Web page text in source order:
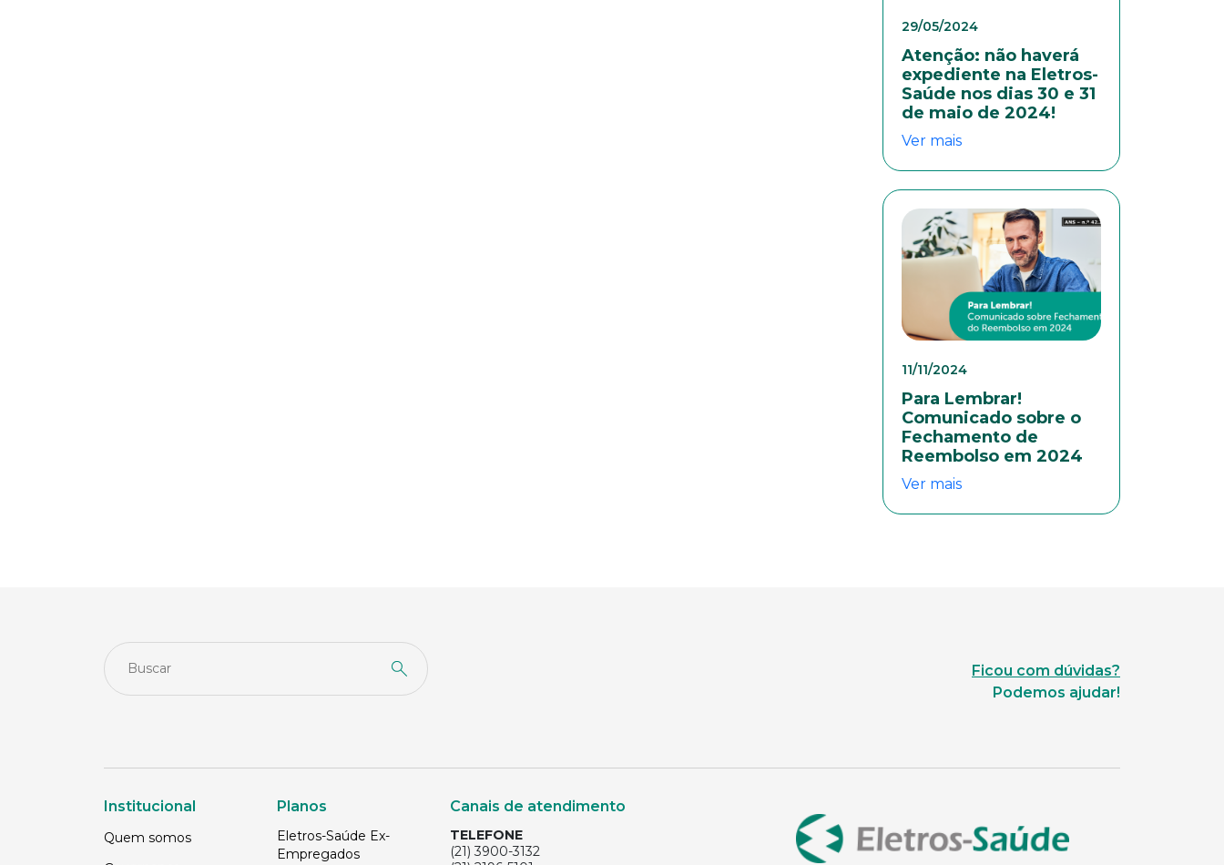
29/05/2024
Atenção: não haverá
expediente na Eletros-
Saúde nos dias 30 e 31
de maio de 2024!
Ver mais
11/11/2024
Para Lembrar!
Comunicado sobre o
Fechamento de
Reembolso em 2024
Ver mais
Ficou com dúvidas?
Podemos ajudar!
Institucional
Quem somos
Planos
Eletros-Saúde Ex-
Empregados
Canais de atendimento
TELEFONE
(21) 3900-3132